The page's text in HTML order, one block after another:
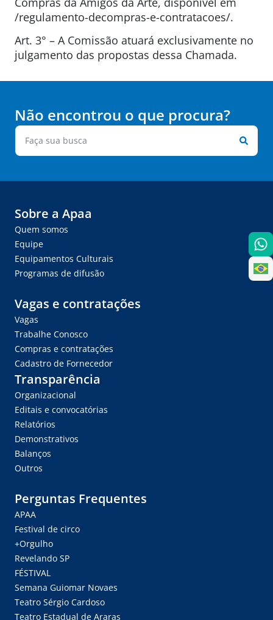
/regulamento-decompras-e-contratacoes/.
Art. 3° – A Comissão atuará exclusivamente no
julgamento das propostas dessa Chamada.
Não encontrou o que procura?
Sobre a Apaa
Quem somos
Equipe
Equipamentos Culturais
Programas de difusão
Vagas e contratações
Vagas
Trabalhe Conosco
Compras e contratações
Cadastro de Fornecedor
Transparência
Organizacional
Editais e convocatórias
Relatórios
Demonstrativos
Balanços
Outros
Perguntas Frequentes
APAA
Festival de circo
+Orgulho
Revelando SP
FÉSTIVAL
Semana Guiomar Novaes
Teatro Sérgio Cardoso
Teatro Estadual de Araras